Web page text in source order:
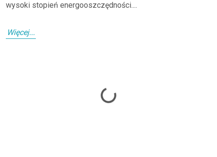
wysoki stopień energooszczędności....
Więcej...
Loading...